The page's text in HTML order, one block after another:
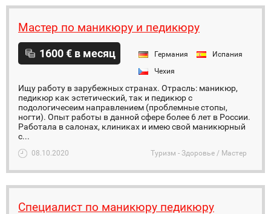
Мастер по маникюру и педикюру
1600 € в месяц Германия
Испания
Чехия
Ищу работу в зарубежных странах. Отрасль: маникюр,
педикюр как эстетический, так и педикюр с
подологичесеим направлением (проблемные стопы,
ногти). Опыт работы в данной сфере более 6 лет в России.
Работала в салонах, клиниках и имею свой маникюрный
с...
08.10.2020 Туризм - Здоровье / Мастер
Специалист по маникюру педикюру